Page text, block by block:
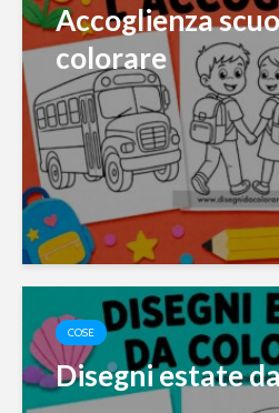
Accoglienza
colorare
COSE
Disegni estate